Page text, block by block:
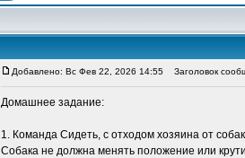
Добавлено: Вс Фев 22, 2026 14:55 Заголовок
Домашнее задание:
1. Команда Сидеть, с отходом хозяина от
Собака не должна менять положение или